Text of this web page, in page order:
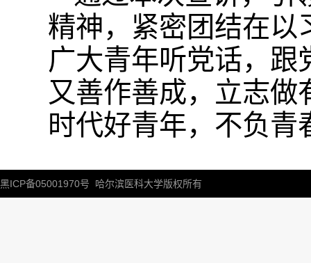
精神，紧密团结在以
广大青年听党话，
又善作善成，立志
时代好青年，不负
黑ICP备05001970号 哈尔滨医科大学版权所有